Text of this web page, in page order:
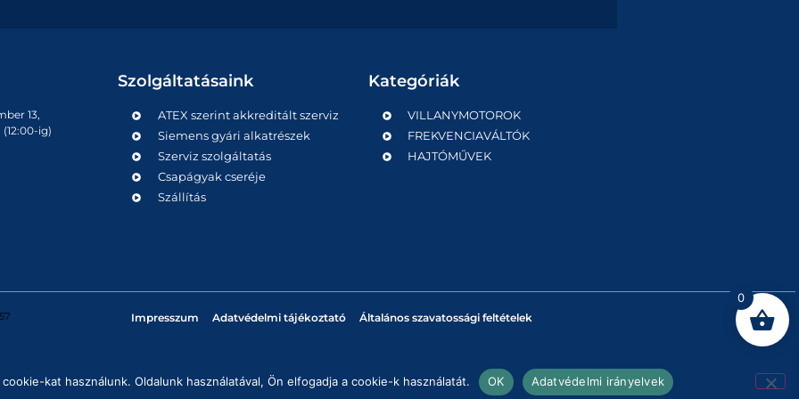
13,
ig)
Szolgáltatásaink
ATEX szerint akkreditált szerviz
Siemens gyári alkatrészek
Szerviz szolgáltatás
Csapágyak cseréje
Szállítás
Kategóriák
VILLANYMOTOROK
FREKVENCIAVÁLTÓK
HAJTÓMŰVEK
Impresszum Adatvédelmi tájékoztató Általános szavatossági feltételek
0
kat használunk. Oldalunk használatával, Ön elfogadja a cookie-k használatát. OK Adatvédelmi irányelvek